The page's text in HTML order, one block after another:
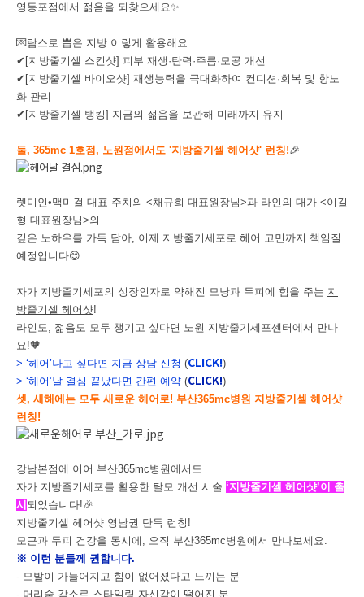
영등포점에서 젊음을 되찾으세요✨
💌람스로 뽑은 지방 이렇게 활용해요
✔[지방줄기셀 스킨샷] 피부 재생·탄력·주름·모공 개선
✔[지방줄기셀 바이오샷] 재생능력을 극대화하여 컨디션·회복 및 항노
화 관리
✔[지방줄기셀 뱅킹] 지금의 젊음을 보관해 미래까지 유지
둘, 365mc 1호점, 노원점에서도 '지방줄기셀 헤어샷' 런칭!🎉
렛미인•맥미걸 대표 주치의 <채규희 대표원장님>과 라인의 대가 <이길
형 대표원장님>의
깊은 노하우를 가득 담아, 이제 지방줄기세포로 헤어 고민까지 책임질
예정입니다😊
자가 지방줄기세포의 성장인자로 약해진 모낭과 두피에 힘을 주는 지
방줄기셀 헤어샷!
라인도, 젊음도 모두 챙기고 싶다면 노원 지방줄기세포센터에서 만나
요!🧡
> ‘헤어’나고 싶다면 지금 상담 신청 (CLICK!)
> ‘헤어’날 결심 끝났다면 간편 예약 (CLICK!)
셋, 새해에는 모두 새로운 헤어로! 부산365mc병원 지방줄기셀 헤어샷
런칭!
강남본점에 이어 부산365mc병원에서도
자가 지방줄기세포를 활용한 탈모 개선 시술 ‘지방줄기셀 헤어샷’이 출
시 되었습니다!🎉
지방줄기셀 헤어샷 영남권 단독 런칭!
모근과 두피 건강을 동시에, 오직 부산365mc병원에서 만나보세요.
※ 이런 분들께 권합니다.
- 모발이 가늘어지고 힘이 없어졌다고 느끼는 분
- 머리숱 감소로 스타일링 자신감이 떨어진 분